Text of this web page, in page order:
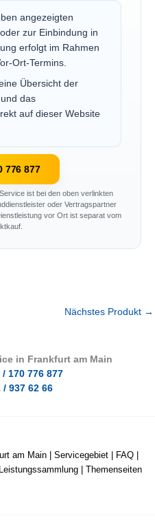
angezeigten
zur Einbindung in
erfolgt im Rahmen
Ort-Termins.
Übersicht der
und das
auf dieser Website
776 877
ist bei den oben verlinkten
oder Vertragspartner
vor Ort ist separat vom
Nächstes Produkt →
in Frankfurt am Main
/ 170 776 877
/ 937 62 66
am Main Servicegebiet FAQ
Leistungssammlung Themenseiten